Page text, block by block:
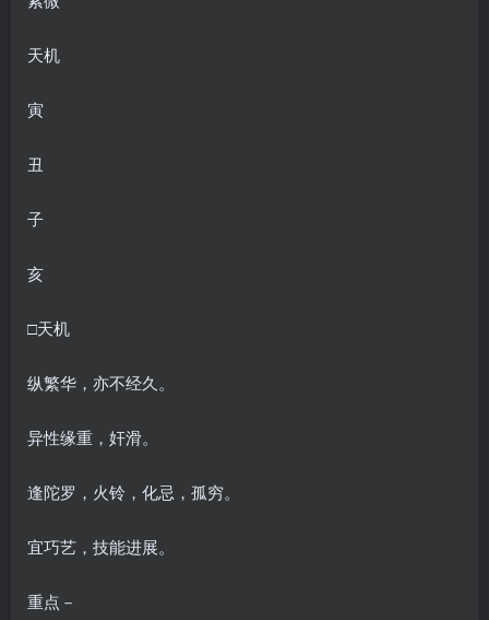
天机
寅
丑
子
亥
□天机
纵繁华，亦不经久。
异性缘重，奸滑。
逢陀罗，火铃，化忌，孤穷。
宜巧艺，技能进展。
重点－